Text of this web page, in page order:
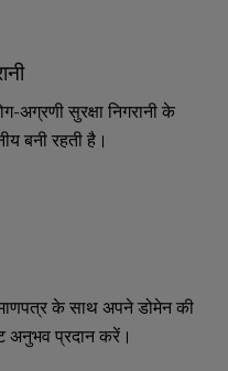
अग्रणी सुरक्षा निगरानी के
बनी रहती है।
के साथ अपने डोमेन की
अनुभव प्रदान करें।